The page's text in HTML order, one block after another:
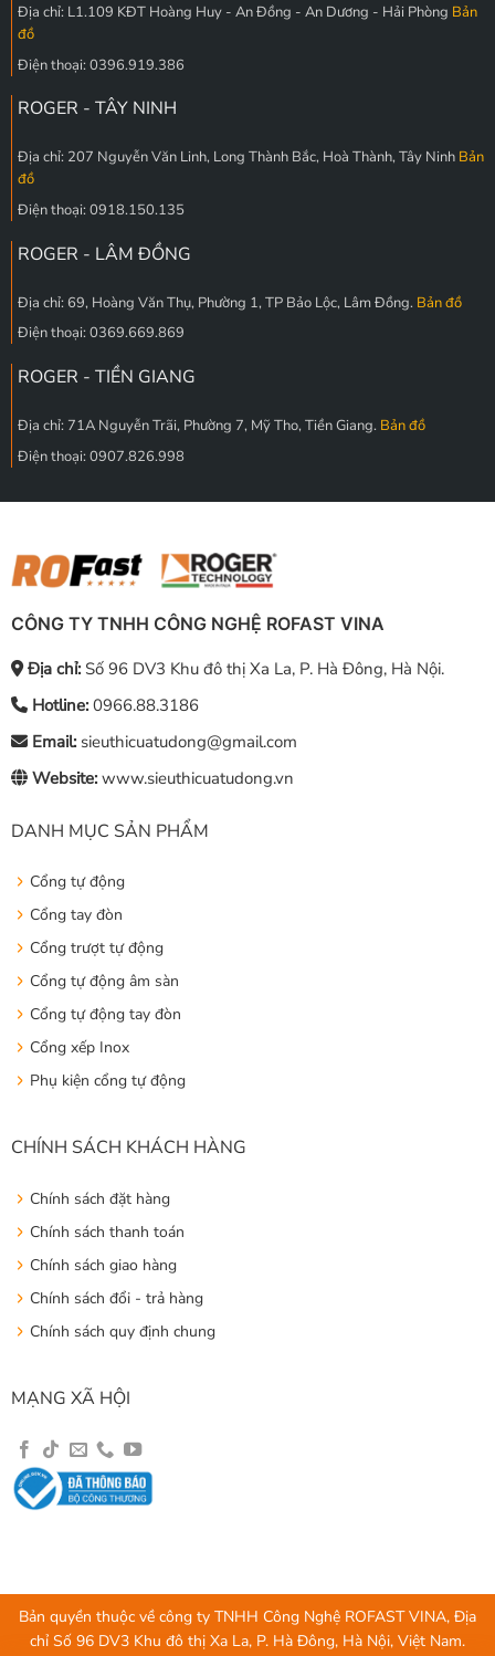
Địa chỉ: L1.109 KĐT Hoàng Huy - An Đồng - An Dương - Hải Phòng Bản
đồ
Điện thoại: 0396.919.386
ROGER - TÂY NINH
Địa chỉ: 207 Nguyễn Văn Linh, Long Thành Bắc, Hoà Thành, Tây Ninh Bản
đồ
Điện thoại: 0918.150.135
ROGER - LÂM ĐỒNG
Địa chỉ: 69, Hoàng Văn Thụ, Phường 1, TP Bảo Lộc, Lâm Đồng. Bản đồ
Điện thoại: 0369.669.869
ROGER - TIỀN GIANG
Địa chỉ: 71A Nguyễn Trãi, Phường 7, Mỹ Tho, Tiền Giang. Bản đồ
Điện thoại: 0907.826.998
CÔNG TY TNHH CÔNG NGHỆ ROFAST VINA
Địa chỉ:Số 96 DV3 Khu đô thị Xa La, P. Hà Đông, Hà Nội.
Hotline:0966.88.3186
Email: sieuthicuatudong@gmail.com
Website:www.sieuthicuatudong.vn
DANH MỤC SẢN PHẨM
Cổng tự động
Cổng tay đòn
Cổng trượt tự động
Cổng tự động âm sàn
Cổng tự động tay đòn
Cổng xếp Inox
Phụ kiện cổng tự động
CHÍNH SÁCH KHÁCH HÀNG
Chính sách đặt hàng
Chính sách thanh toán
Chính sách giao hàng
Chính sách đổi - trả hàng
Chính sách quy định chung
MẠNG XÃ HỘI
Bản quyền thuộc về công ty TNHH Công Nghệ ROFAST VINA, Địa
chỉ Số 96 DV3 Khu đô thị Xa La, P. Hà Đông, Hà Nội, Việt Nam.